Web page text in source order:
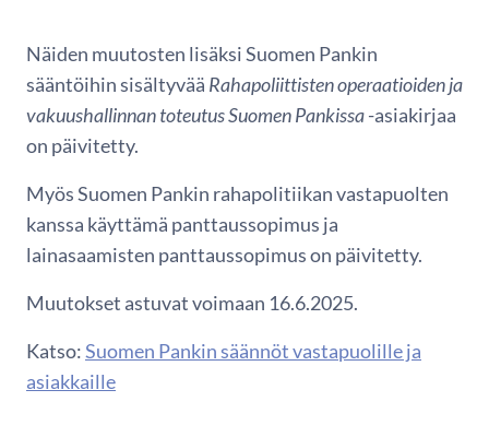
Näiden muutosten lisäksi Suomen Pankin
sääntöihin sisältyvää Rahapoliittisten operaatioiden ja
vakuushallinnan toteutus Suomen Pankissa-asiakirjaa
on päivitetty.
Myös Suomen Pankin rahapolitiikan vastapuolten
kanssa käyttämä panttaussopimus ja
lainasaamisten panttaussopimus on päivitetty.
Muutokset astuvat voimaan 16.6.2025.
Katso:Suomen Pankin säännöt vastapuolille ja
asiakkaille